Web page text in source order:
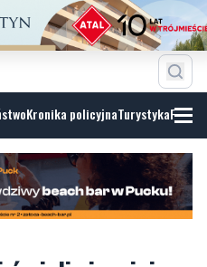
Kronika policyjnaTurystyka
śmiali się z jej